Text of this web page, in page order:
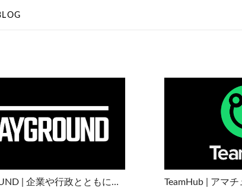
PLAYGROUND | 企業や行政とともに社会や事業をデザインする実験的プラットフォーム